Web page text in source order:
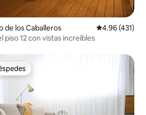
de los Caballeros Calificación
4.96 (431)
12 con vistas increíbles